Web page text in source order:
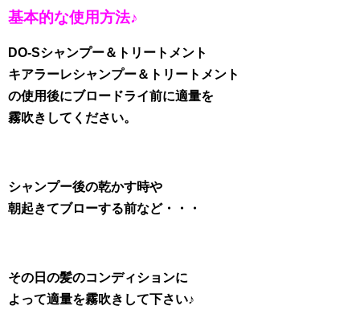
基本的な使用方法♪
DO-Sシャンプー＆トリートメント
キアラーレシャンプー＆トリートメント
の使用後にブロードライ前に適量を
霧吹きしてください。
シャンプー後の乾かす時や
朝起きてブローする前など・・・
その日の髪のコンディションに
よって適量を霧吹きして下さい♪